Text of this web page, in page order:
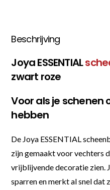
Beschrijving
Joya ESSENTIAL
zwart roze
Voor als je schenen
hebben
De Joya ESSENTIAL
zijn gemaakt voor vechters
vrijblijvende decoratie zien.
sparren en merkt al snel dat